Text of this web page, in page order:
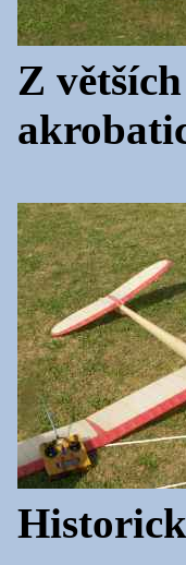
Z